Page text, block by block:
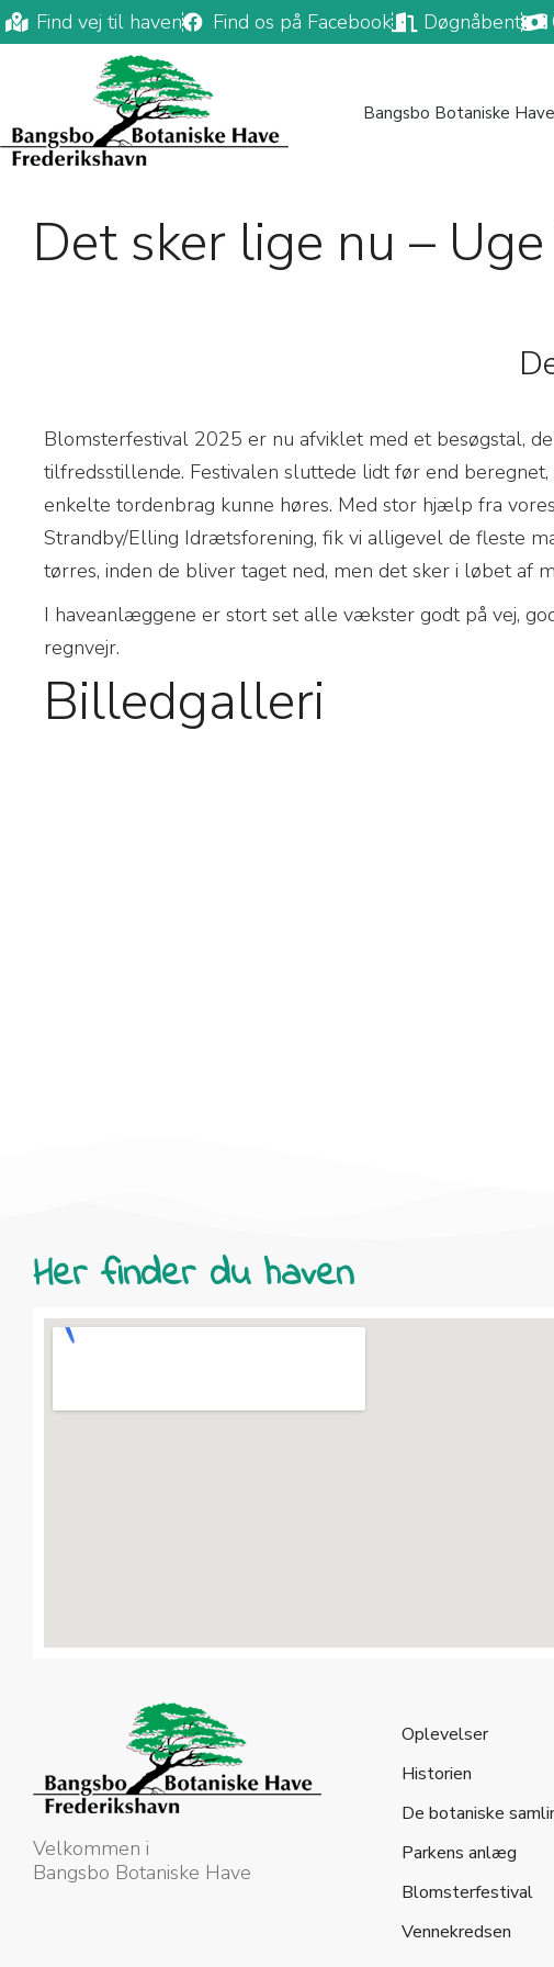
Find vej til haven Find os på Facebook Døgnåbent
Bangsbo Botaniske Have
Det sker lige nu –
Blomsterfestival 2025 er nu afviklet med et besøgstal,
tilfredsstillende. Festivalen sluttede lidt før end
enkelte tordenbrag kunne høres. Med stor hjælp fra
Strandby/Elling Idrætsforening, fik vi alligevel de fleste
tørres, inden de bliver taget ned, men det sker i løbet af
I haveanlæggene er stort set alle vækster godt på vej,
regnvejr.
Billedgalleri
Her finder du haven
Velkommen i
Bangsbo Botaniske Have
Oplevelser
Historien
De botaniske
Parkens anlæg
Blomsterfestival
Vennekredsen